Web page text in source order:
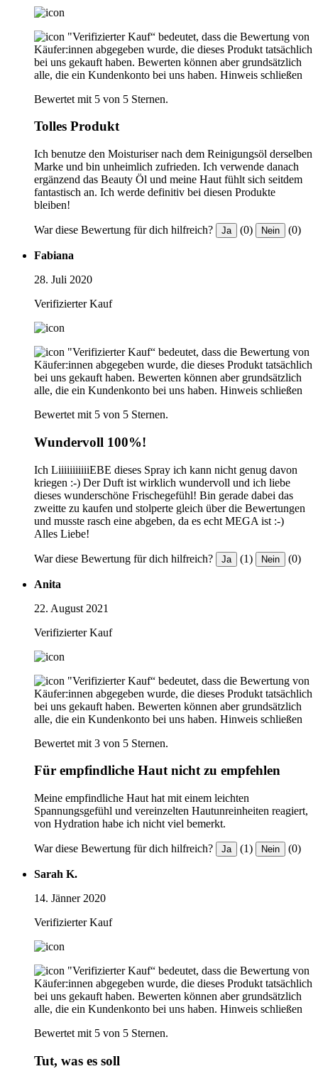
"Verifizierter Kauf“ bedeutet, dass die Bewertung von
Käufer:innen abgegeben wurde, die dieses Produkt tatsächlich
bei uns gekauft haben. Bewerten können aber grundsätzlich
alle, die ein Kundenkonto bei uns haben. Hinweis schließen
Bewertet mit 5 von 5 Sternen.
Tolles Produkt
Ich benutze den Moisturiser nach dem Reinigungsöl derselben
Marke und bin unheimlich zufrieden. Ich verwende danach
ergänzend das Beauty Öl und meine Haut fühlt sich seitdem
fantastisch an. Ich werde definitiv bei diesen Produkte
bleiben!
War diese Bewertung für dich hilfreich? Ja (0) Nein (0)
Fabiana
28. Juli 2020
Verifizierter Kauf
"Verifizierter Kauf“ bedeutet, dass die Bewertung von
Käufer:innen abgegeben wurde, die dieses Produkt tatsächlich
bei uns gekauft haben. Bewerten können aber grundsätzlich
alle, die ein Kundenkonto bei uns haben. Hinweis schließen
Bewertet mit 5 von 5 Sternen.
Wundervoll 100%!
Ich LiiiiiiiiiiiEBE dieses Spray ich kann nicht genug davon
kriegen :-) Der Duft ist wirklich wundervoll und ich liebe
dieses wunderschöne Frischegefühl! Bin gerade dabei das
zweitte zu kaufen und stolperte gleich über die Bewertungen
und musste rasch eine abgeben, da es echt MEGA ist :-)
Alles Liebe!
War diese Bewertung für dich hilfreich? Ja (1) Nein (0)
Anita
22. August 2021
Verifizierter Kauf
"Verifizierter Kauf“ bedeutet, dass die Bewertung von
Käufer:innen abgegeben wurde, die dieses Produkt tatsächlich
bei uns gekauft haben. Bewerten können aber grundsätzlich
alle, die ein Kundenkonto bei uns haben. Hinweis schließen
Bewertet mit 3 von 5 Sternen.
Für empfindliche Haut nicht zu empfehlen
Meine empfindliche Haut hat mit einem leichten
Spannungsgefühl und vereinzelten Hautunreinheiten reagiert,
von Hydration habe ich nicht viel bemerkt.
War diese Bewertung für dich hilfreich? Ja (1) Nein (0)
Sarah K.
14. Jänner 2020
Verifizierter Kauf
"Verifizierter Kauf“ bedeutet, dass die Bewertung von
Käufer:innen abgegeben wurde, die dieses Produkt tatsächlich
bei uns gekauft haben. Bewerten können aber grundsätzlich
alle, die ein Kundenkonto bei uns haben. Hinweis schließen
Bewertet mit 5 von 5 Sternen.
Tut, was es soll